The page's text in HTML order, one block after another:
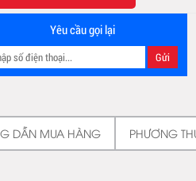
Yêu cầu gọi lại
DẪN MUA HÀNG PHƯƠNG